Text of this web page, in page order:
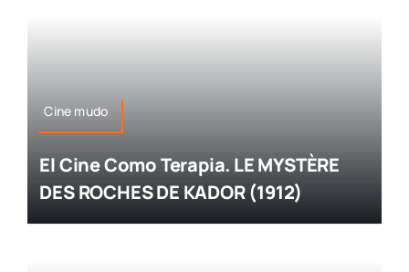
Cine mudo
El Cine Como Terapia. LE MYSTÈRE
DES ROCHES DE KADOR (1912)